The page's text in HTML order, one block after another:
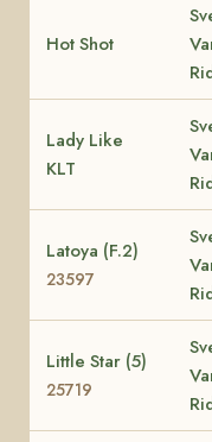
Hot Shot
Lady Like
KLT
Latoya (F.2)
23597
Little Star (5)
25719